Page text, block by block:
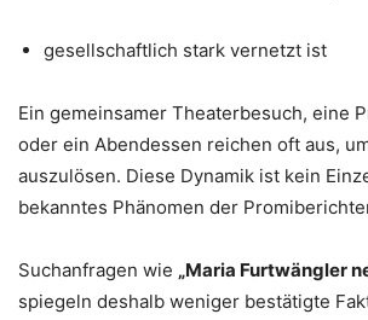
gesellschaftlich stark vernetzt ist
Ein gemeinsamer Theaterbesuch, eine
oder ein Abendessen reichen oft aus,
auszulösen. Diese Dynamik ist kein
bekanntes Phänomen der
Suchanfragen wie „Maria Furtwängler
spiegeln deshalb weniger bestätigte